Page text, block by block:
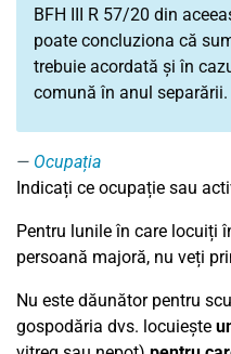
BFH III R 57/20 din
poate concluziona că
trebuie acordată și în
comună în anul separării.
Ocupația
Indicați ce ocupație sau
Pentru lunile în care locuiți
persoană majoră, nu veți
Nu este dăunător pentru
gospodăria dvs. locuiește